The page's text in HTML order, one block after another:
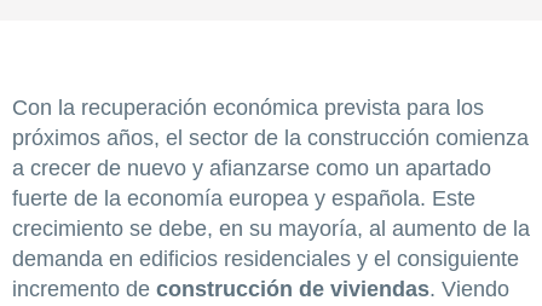
Con la recuperación económica prevista para los
próximos años, el sector de la construcción comienza
a crecer de nuevo y afianzarse como un apartado
fuerte de la economía europea y española. Este
crecimiento se debe, en su mayoría, al aumento de la
demanda en edificios residenciales y el consiguiente
incremento de construcción de viviendas. Viendo